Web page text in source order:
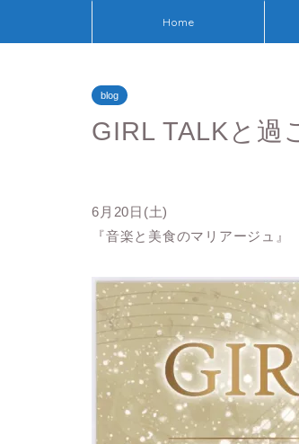
Home
blog
GIRL TALKと過
6月20日(土)
『音楽と美食のマリアージュ』